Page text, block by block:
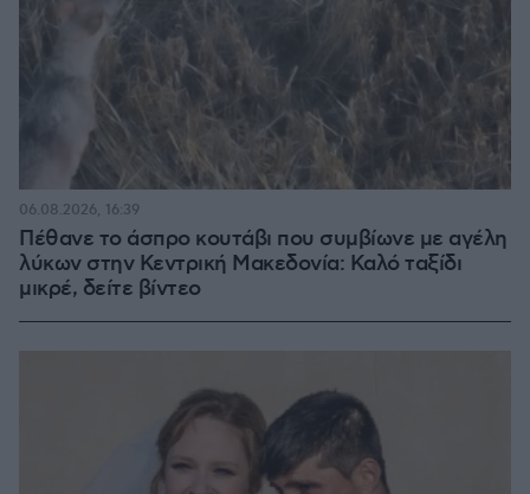
Πέθανε το άσπρο κουτάβι που συμβίωνε με αγέλη
λύκων στην Κεντρική Μακεδονία: Καλό ταξίδι
μικρέ, δείτε βίντεο
06.08.2026, 16:39